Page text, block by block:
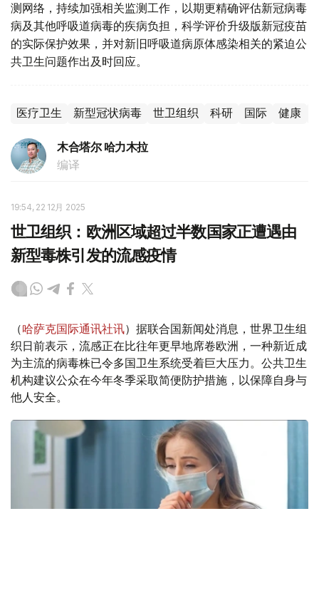
测网络，持续加强相关监测工作，以期更精确评估新冠病毒
病及其他呼吸道病毒的疾病负担，科学评价升级版新冠疫苗
的实际保护效果，并对新旧呼吸道病原体感染相关的紧迫公
共卫生问题作出及时回应。
医疗卫生 新型冠状病毒 世卫组织 科研 国际 健康
木合塔尔 哈力木拉
编译
19:54, 22 12月 2025
世卫组织：欧洲区域超过半数国家正遭遇由
新型毒株引发的流感疫情
（哈萨克国际通讯社讯）据联合国新闻处消息，世界卫生组
织日前表示，流感正在比往年更早地席卷欧洲，一种新近成
为主流的病毒株已令多国卫生系统受着巨大压力。公共卫生
机构建议公众在今年冬季采取简便防护措施，以保障自身与
他人安全。